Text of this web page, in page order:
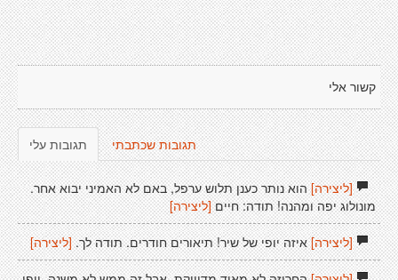
קשור אלי
תגובות עלי תגובות שכתבתי
[ליצירה]הוא נותר כענן תלוש ערפל, באם לא האמיני יבוא אחר.
מונולוג יפה ומהנה! תודה: חיים[ליצירה]
[ליצירה]איזה יופי של שיר! תיאורים חודרים. תודה לך.[ליצירה]